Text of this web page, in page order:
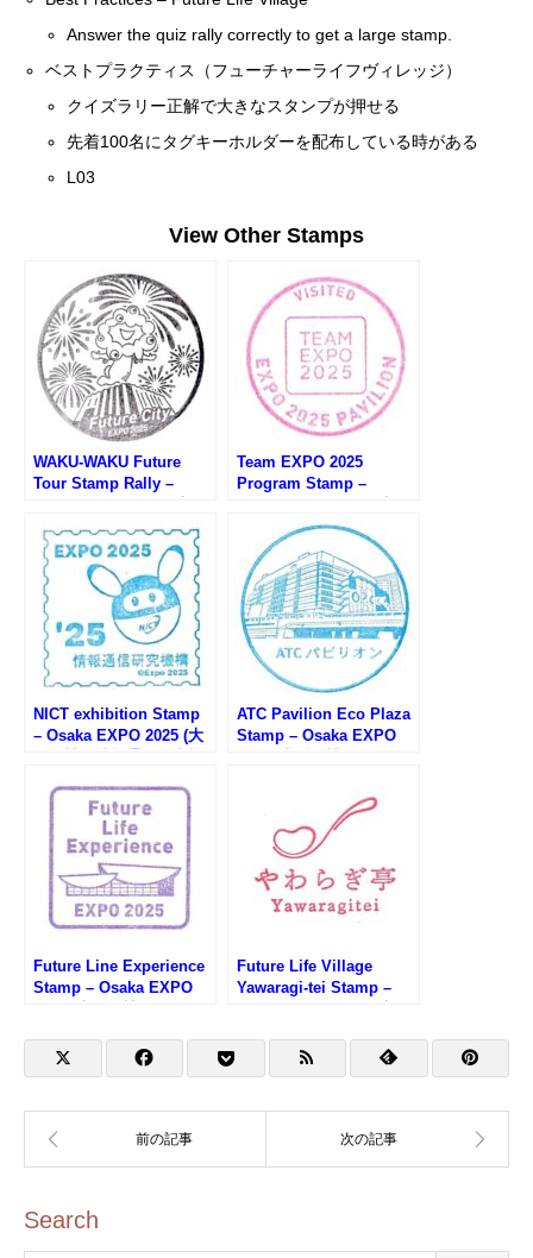
Answer the quiz rally correctly to get a large stamp.
ベストプラクティス（フューチャーライフヴィレッジ）
クイズラリー正解で大きなスタンプが押せる
先着100名にタグキーホルダーを配布している時がある
L03
View Other Stamps
WAKU-WAKU Future
Tour Stamp Rally –
万博・WAKU-WAKU未来
見学スタンプラリー)
Team EXPO 2025
Program Stamp –
万博・Team EXPO 2025
プログラムのスタンプ)
NICT exhibition Stamp
– Osaka EXPO 2025 (大
ATC Pavilion Eco Plaza
Stamp – Osaka EXPO
Future Line Experience
Stamp – Osaka EXPO
エンスのスタンプ)
Future Life Village
Yawaragi-tei Stamp –
フヴィレッジやわらぎ亭
のスタンプ)
Search